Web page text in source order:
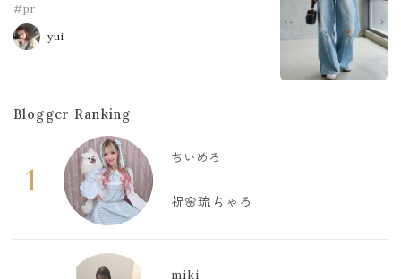
#pr
yui
Blogger Ranking
1
ちいめろ
祝🌸琉ちゃろ
miki